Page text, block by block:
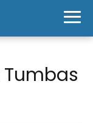
Tumbas